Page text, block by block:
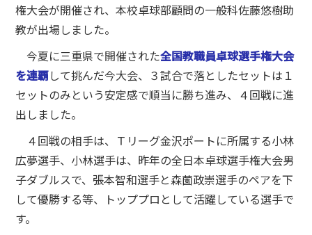
権大会が開催され、本校卓球部顧問の一般科佐藤悠樹助
教が出場しました。
今夏に三重県で開催された全国教職員卓球選手権大会
を連覇して挑んだ今大会、３試合で落としたセットは１
セットのみという安定感で順当に勝ち進み、４回戦に進
出しました。
４回戦の相手は、Ｔリーグ金沢ポートに所属する小林
広夢選手、小林選手は、昨年の全日本卓球選手権大会男
子ダブルスで、張本智和選手と森薗政崇選手のペアを下
して優勝する等、トッププロとして活躍している選手で
す。